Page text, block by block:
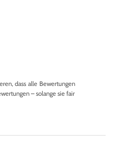
dass alle Bewertungen
– solange sie fair